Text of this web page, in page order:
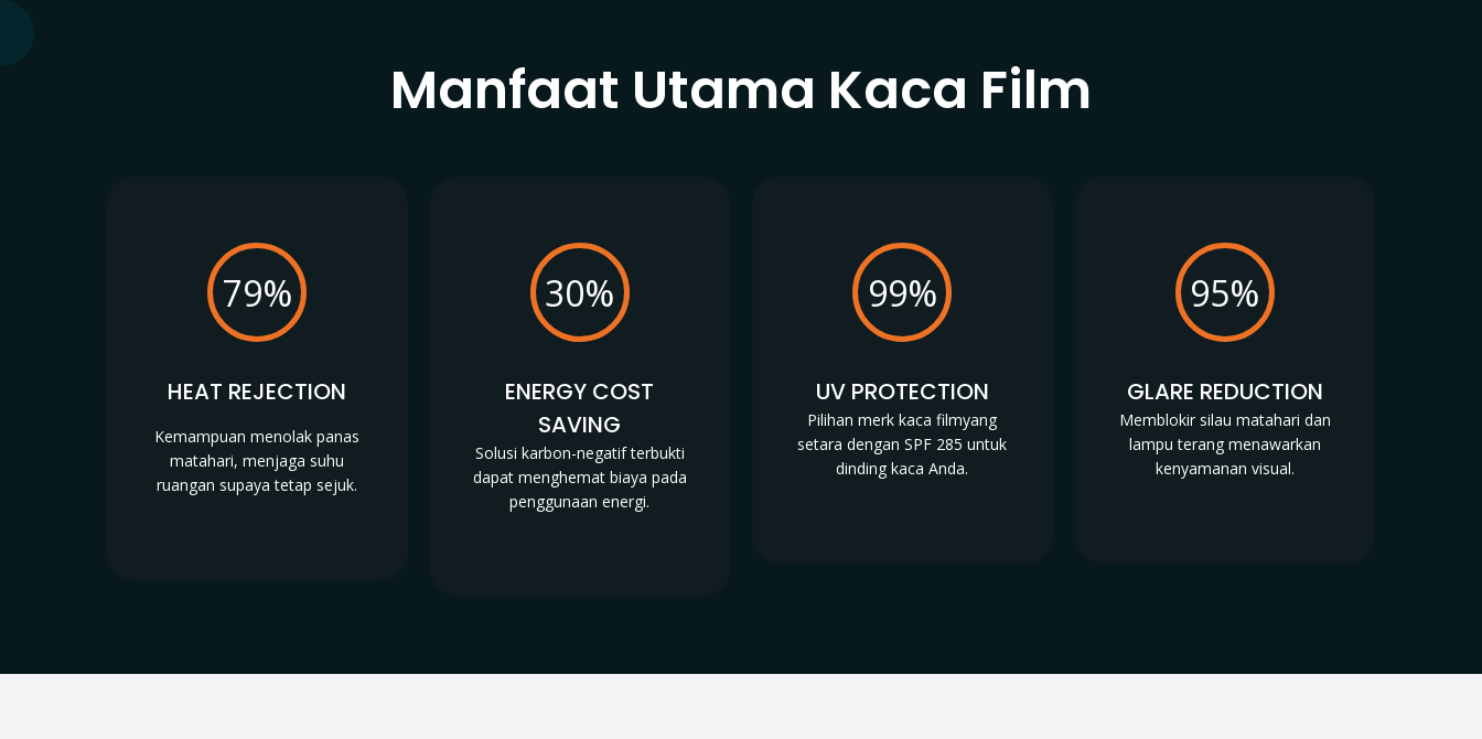
Manfaat Utama Kaca Film
79%
HEAT REJECTION
Kemampuan menolak panas
matahari, menjaga suhu
ruangan supaya tetap sejuk.
30%
ENERGY COST
SAVING
Solusi karbon-negatif terbukti
dapat menghemat biaya pada
penggunaan energi.
99%
UV PROTECTION
Pilihan merk kaca filmyang
setara dengan SPF 285 untuk
dinding kaca Anda.
95%
GLARE REDUCTION
Memblokir silau matahari dan
lampu terang menawarkan
kenyamanan visual.